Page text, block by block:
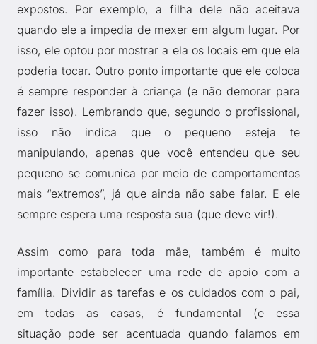
expostos. Por exemplo, a filha dele não aceitava
quando ele a impedia de mexer em algum lugar. Por
isso, ele optou por mostrar a ela os locais em que ela
poderia tocar. Outro ponto importante que ele coloca
é sempre responder à criança (e não demorar para
fazer isso). Lembrando que, segundo o profissional,
isso não indica que o pequeno esteja te
manipulando, apenas que você entendeu que seu
pequeno se comunica por meio de comportamentos
mais “extremos”, já que ainda não sabe falar. E ele
sempre espera uma resposta sua (que deve vir!).
Assim como para toda mãe, também é muito
importante estabelecer uma rede de apoio com a
família. Dividir as tarefas e os cuidados com o pai,
em todas as casas, é fundamental (e essa
situação pode ser acentuada quando falamos em